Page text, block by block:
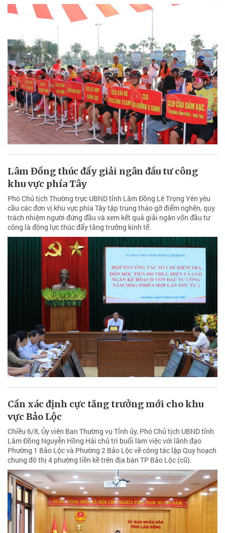
Lâm Đồng thúc đẩy giải ngân đầu tư công
khu vực phía Tây
Phó Chủ tịch Thường trực UBND tỉnh Lâm Đồng Lê Trọng Yên yêu
cầu các đơn vị khu vực phía Tây tập trung tháo gỡ điểm nghẽn, quy
trách nhiệm người đứng đầu và xem kết quả giải ngân vốn đầu tư
công là động lực thúc đẩy tăng trưởng kinh tế.
Cần xác định cực tăng trưởng mới cho khu
vực Bảo Lộc
Chiều 6/8, Ủy viên Ban Thường vụ Tỉnh ủy, Phó Chủ tịch UBND tỉnh
Lâm Đồng Nguyễn Hồng Hải chủ trì buổi làm việc với lãnh đạo
Phường 1 Bảo Lộc và Phường 2 Bảo Lộc về công tác lập Quy hoạch
chung đô thị 4 phường liền kề trên địa bàn TP Bảo Lộc (cũ).